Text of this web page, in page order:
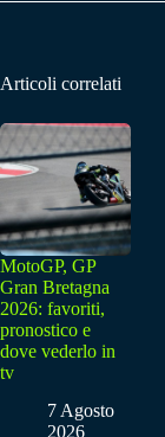
Articoli correlati
MotoGP, GP
Gran Bretagna
2026: favoriti,
pronostico e
dove vederlo in
tv
7 Agosto
2026